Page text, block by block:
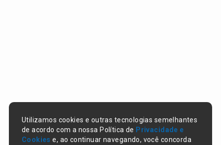
Utilizamos cookies e outras tecnologias semelhantes
de acordo com a nossa Política de Privacidade e
Cookies e, ao continuar navegando, você concorda